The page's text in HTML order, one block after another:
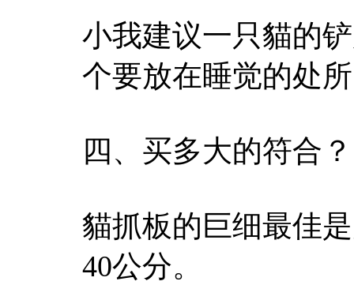
小我建议一只貓的
个要放在睡觉的处
四、买多大的符合？
貓抓板的巨细最佳
40公分。